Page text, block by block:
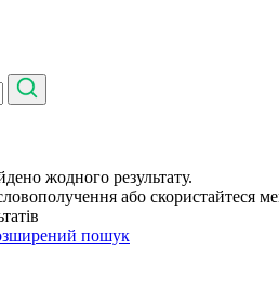
жодного результату.
або скористайтеся
пошук